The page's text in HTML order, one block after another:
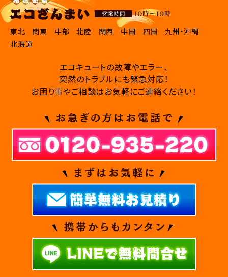
東北 関東 中部 北陸 関西 中国 四国
九州・沖縄
北海道
エコキュートの故障やエラー、
突然のトラブルにも緊急対応！
お困り事やご相談はお気軽にご連絡ください！